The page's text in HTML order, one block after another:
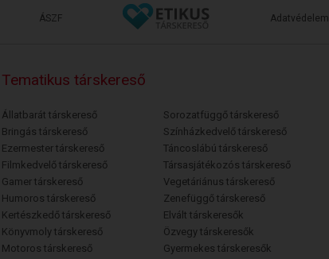
ÁSZF Adatvédelem
Tematikus társkereső
Állatbarát társkereső
Bringás társkereső
Ezermester társkereső
Filmkedvelő társkereső
Gamer társkereső
Humoros társkereső
Kertészkedő társkereső
Könyvmoly társkereső
Motoros társkereső
Sorozatfüggő társkereső
Színházkedvelő társkereső
Táncoslábú társkereső
Társasjátékozós társkereső
Vegetáriánus társkereső
Zenefüggő társkereső
Elvált társkeresők
Özvegy társkeresők
Gyermekes társkeresők